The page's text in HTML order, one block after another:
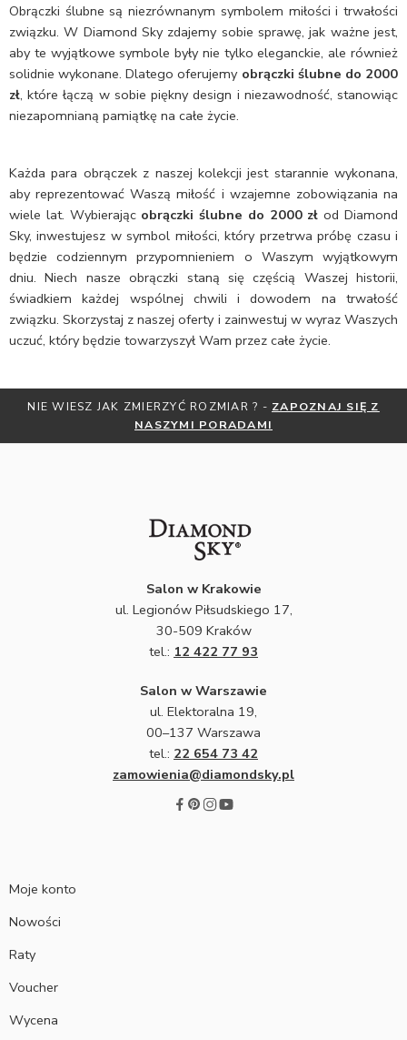
Obrączki ślubne są niezrównanym symbolem miłości i trwałości
związku. W Diamond Sky zdajemy sobie sprawę, jak ważne jest,
aby te wyjątkowe symbole były nie tylko eleganckie, ale również
solidnie wykonane. Dlatego oferujemy obrączki ślubne do 2000
zł, które łączą w sobie piękny design i niezawodność, stanowiąc
niezapomnianą pamiątkę na całe życie.
Każda para obrączek z naszej kolekcji jest starannie wykonana,
aby reprezentować Waszą miłość i wzajemne zobowiązania na
wiele lat. Wybierając obrączki ślubne do 2000 zł od Diamond
Sky, inwestujesz w symbol miłości, który przetrwa próbę czasu i
będzie codziennym przypomnieniem o Waszym wyjątkowym
dniu. Niech nasze obrączki staną się częścią Waszej historii,
świadkiem każdej wspólnej chwili i dowodem na trwałość
związku. Skorzystaj z naszej oferty i zainwestuj w wyraz Waszych
uczuć, który będzie towarzyszył Wam przez całe życie.
SIĘ Z
OTRZYMAJ BEZPŁATNĄ MIARKĘ JUBILERSKĄ
ZNIŻKIZAPISZ SIĘ DO
Salon w Krakowie
ul. Legionów Piłsudskiego 17,
30-509 Kraków
tel.: 12 422 77 93
Salon w Warszawie
ul. Elektoralna 19,
00–137 Warszawa
tel.: 22 654 73 42
zamowienia@diamondsky.pl
Moje konto
Nowości
Raty
Voucher
Wycena